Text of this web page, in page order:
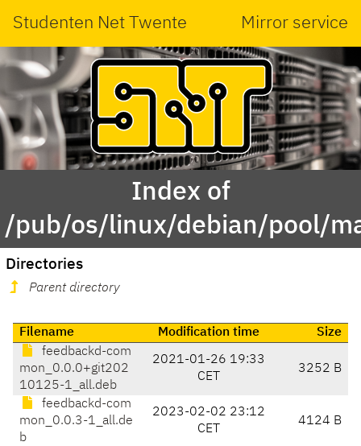
Studenten Net Twente Mirror service
Index of
/pub/os/linux/debian/pool/
Directories
Parent directory
Filename Modification time
Size
feedbackd-com
mon_0.0.0+git202
10125-1_all.deb
2021-01-26 19:33
CET
3252 B
feedbackd-com
mon_0.0.3-1_all.de
b
2023-02-02 23:12
CET
4124 B